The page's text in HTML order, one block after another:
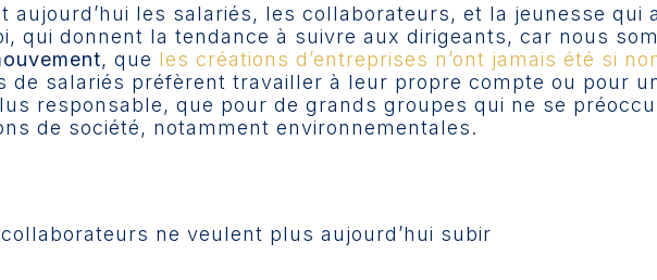
aujourd’hui les salariés, les collaborateurs, et la jeunesse qui
qui donnent la tendance à suivre aux dirigeants, car nous
, que les créations d’entreprises n’ont jamais été si
de salariés préfèrent travailler à leur propre compte ou pour
responsable, que pour de grands groupes qui ne se
de société, notamment environnementales.
ne veulent plus aujourd’hui subir